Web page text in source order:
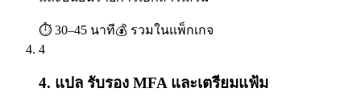
⏱ 30–45 นาที💰 รวมในแพ็กเกจ
4
4. แปล รับรอง MFA และเตรียมแฟ้ม